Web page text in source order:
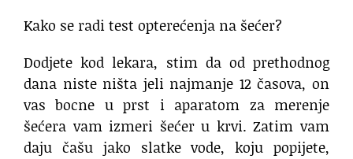
Kako se radi test opterećenja na šećer?
Dodjete kod lekara, stim da od prethodnog
dana niste ništa jeli najmanje 12 časova, on
vas bocne u prst i aparatom za merenje
šećera vam izmeri šećer u krvi. Zatim vam
daju čašu jako slatke vode, koju popijete,